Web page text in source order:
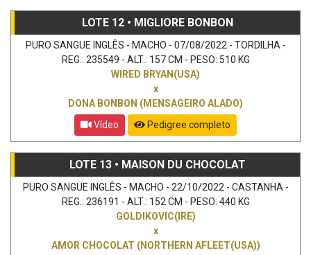
LOTE 12 • MIGLIORE BONBON
PURO SANGUE INGLÊS - MACHO - 07/08/2022 - TORDILHA -
REG.: 235549 - ALT.: 157 CM - PESO: 510 KG
WIRED BRYAN(USA)
x
DONA BONBON (MENSAGEIRO ALADO)
Vídeo
Pedigree completo
LOTE 13 • MAISON DU CHOCOLAT
PURO SANGUE INGLÊS - MACHO - 22/10/2022 - CASTANHA -
REG.: 236191 - ALT.: 152 CM - PESO: 440 KG
GOLDIKOVIC(IRE)
x
AMOR CHOCOLAT (NORTHERN AFLEET(USA))